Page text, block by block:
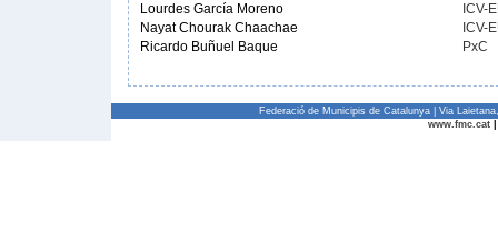
Lourdes García Moreno
ICV-
Nayat Chourak Chaachae
ICV-
Ricardo Buñuel Baque
PxC
Federació de Municipis de Catalunya | Via
www.fmc.cat